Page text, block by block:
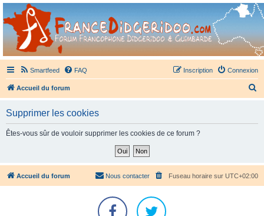
France Didgeridoo
Didgeridoo et Guimbarde sur France Didgeridoo - retrouvez la communauté.
Smartfeed FAQ Connexion
Inscription
Accueil du forum
c
h
Supprimer les cookies
Êtes-vous sûr de vouloir supprimer les cookies de ce forum ?
Accueil du forum Fuseau horaire sur UTC+02:00
Nous contacter